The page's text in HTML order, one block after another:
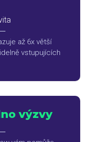
až 6x větší
vstupujících
výzvy